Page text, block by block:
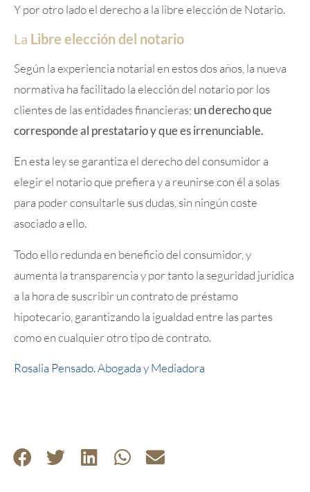
Y por otro lado el derecho a la libre elección de Notario.
La Libre elección del notario
Según la experiencia notarial en estos dos años, la nueva
normativa ha facilitado la elección del notario por los
clientes de las entidades financieras; un derecho que
corresponde al prestatario y que es irrenunciable.
En esta ley se garantiza el derecho del consumidor a
elegir el notario que prefiera y a reunirse con él a solas
para poder consultarle sus dudas, sin ningún coste
asociado a ello.
Todo ello redunda en beneficio del consumidor, y
aumenta la transparencia y por tanto la seguridad jurídica
a la hora de suscribir un contrato de préstamo
hipotecario, garantizando la igualdad entre las partes
como en cualquier otro tipo de contrato.
Rosalia Pensado. Abogada y Mediadora